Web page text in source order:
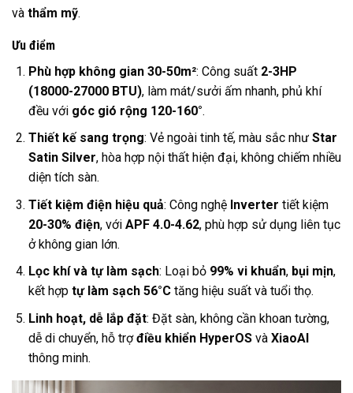
và thẩm mỹ.
Ưu điểm
Phù hợp không gian 30-50m²: Công suất 2-3HP
(18000-27000 BTU), làm mát/sưởi ấm nhanh, phủ khí
đều với góc gió rộng 120-160°.
Thiết kế sang trọng: Vẻ ngoài tinh tế, màu sắc như Star
Satin Silver, hòa hợp nội thất hiện đại, không chiếm nhiều
diện tích sàn.
Tiết kiệm điện hiệu quả: Công nghệ Inverter tiết kiệm
20-30% điện, với APF 4.0-4.62, phù hợp sử dụng liên tục
ở không gian lớn.
Lọc khí và tự làm sạch: Loại bỏ 99% vi khuẩn, bụi mịn,
kết hợp tự làm sạch 56°Ctăng hiệu suất và tuổi thọ.
Linh hoạt, dễ lắp đặt: Đặt sàn, không cần khoan tường,
dễ di chuyển, hỗ trợđiều khiển HyperOSvà XiaoAI
thông minh.